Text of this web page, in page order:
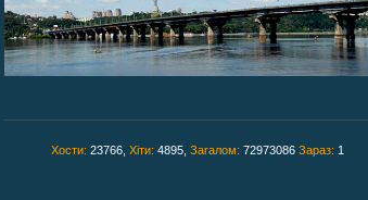
Хости: 23766, Хіти: 4895, Загалом: 72973086 Зараз: 1